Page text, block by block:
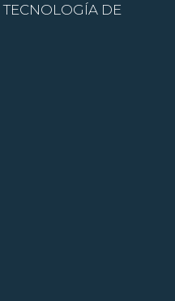
TECNOLOGÍA DE